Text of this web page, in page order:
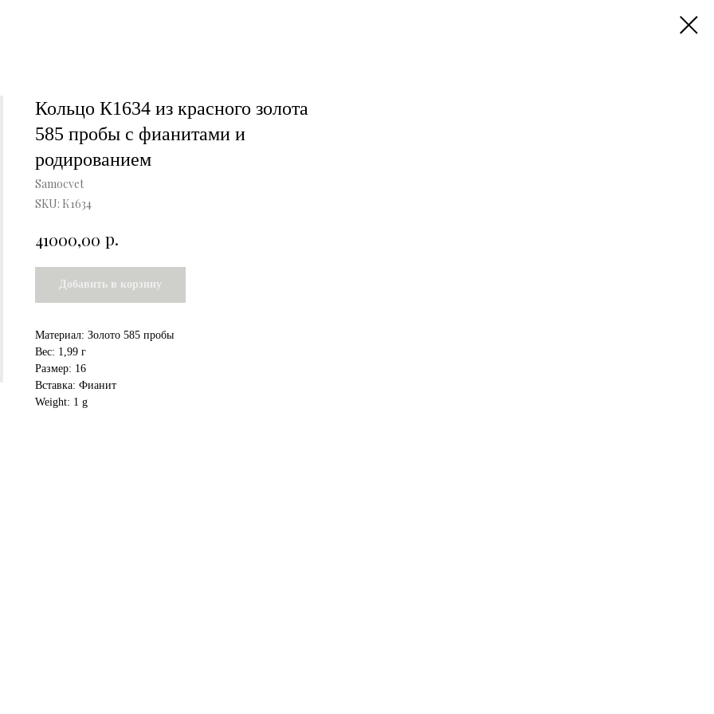
Кольцо К1634 из красного золота
585 пробы с фианитами и
родированием
Samocvet
SKU: К1634
41000,00 р.
Добавить в корзину
Материал: Золото 585 пробы
Вес: 1,99 г
Размер: 16
Вставка: Фианит
Weight: 1 g